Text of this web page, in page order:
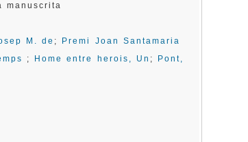
manuscrita
M. de ; Premi Joan Santamaria
; Home entre herois, Un ;
Pont,